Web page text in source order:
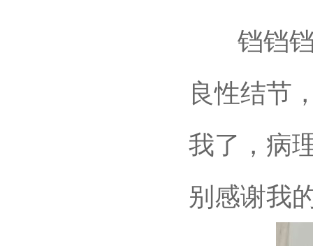
铛铛铛
良性结节
我了，病
别感谢我